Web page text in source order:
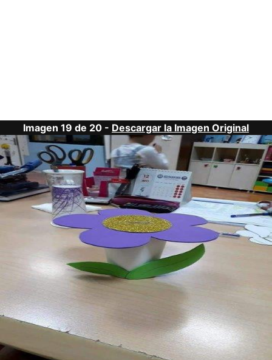
Imagen 19 de 20 - Descargar la Imagen Original